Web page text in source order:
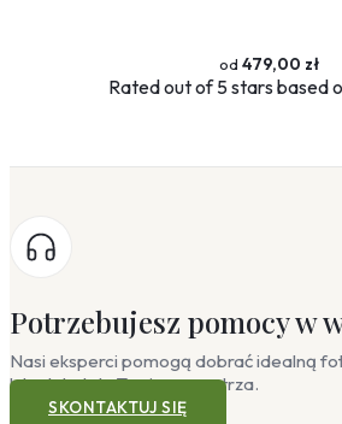
479,00 zł
Ratedout of 5 stars based
Potrzebujesz pomocy w
Nasi eksperci pomogą dobrać idealną
lub plakat do Twojego wnętrza.
SKONTAKTUJ SIĘ